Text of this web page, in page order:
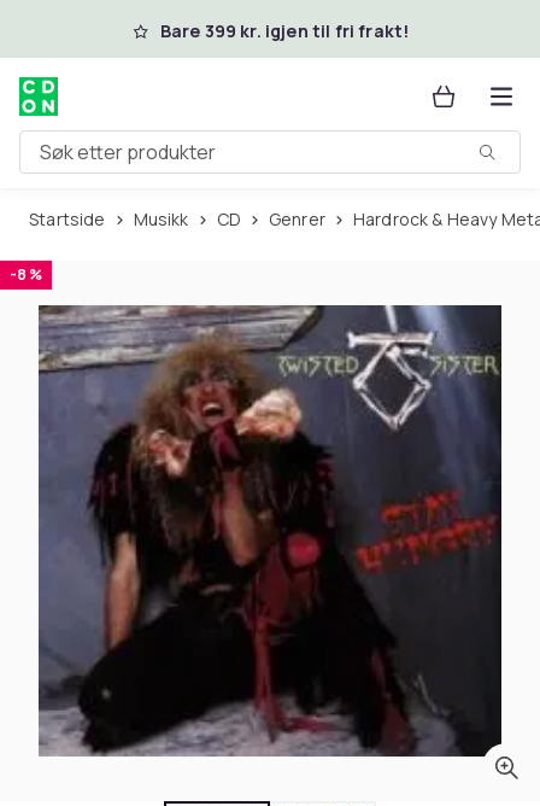
Hopp til hovedinnholdBare 399 kr. igjen til fri frakt!
Søk etter produkter
Startside Musikk CD Genrer Hardrock & Heavy
-8 %